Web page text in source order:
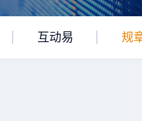
互动易 规